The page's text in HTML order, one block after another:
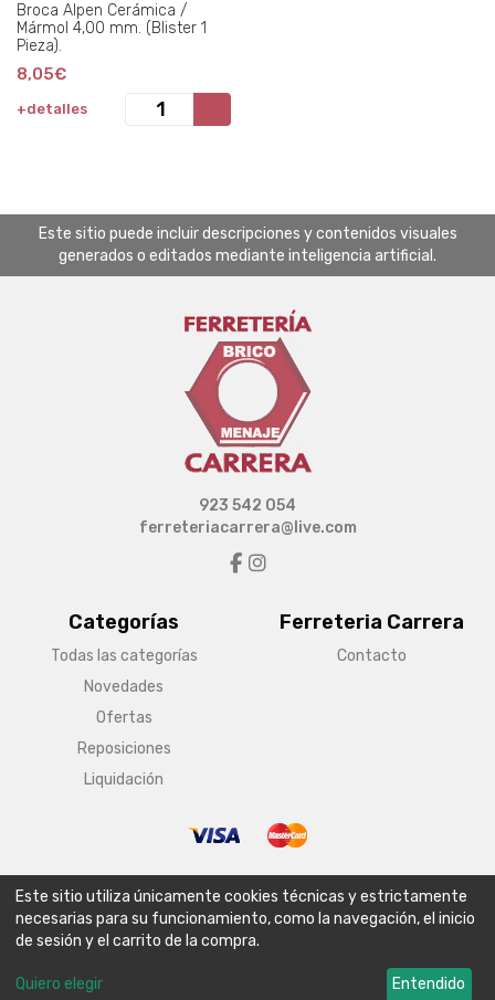
Broca Alpen Cerámica /
Mármol 4,00 mm. (Blister 1
Pieza).
8,05€
+detalles
Este sitio puede incluir descripciones y contenidos visuales
generados o editados mediante inteligencia artificial.
Categorías
Todas las categorías
Novedades
Ofertas
Reposiciones
Liquidación
Ferreteria Carrera
Contacto
923 542 054
ferreteriacarrera@live.com
Aviso legal Condiciones generales de venta
Política de envío
Política de privacidad
Política de cookies
Este sitio utiliza únicamente cookies técnicas y estrictamente
necesarias para su funcionamiento, como la navegación, el inicio
de sesión y el carrito de la compra.
Quiero elegir Entendido